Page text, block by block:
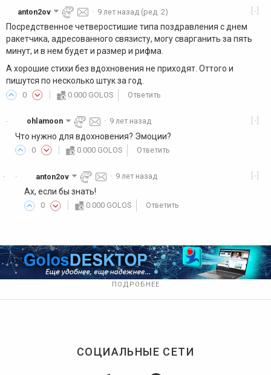
[-]
anton2ov · 9 лет назад (ред. 2)
Посредственное четверостишие типа поздравления с днем
ракетчика, адресованного связисту, могу сварганить за пять
минут, и в нем будет и размер и рифма.
А хорошие стихи без вдохновения не приходят. Оттого и
пишутся по несколько штук за год.
0 0.000 GOLOS Ответить
· [-]
ohlamoon · 9 лет назад
Что нужно для вдохновения? Эмоции?
0 0.000 GOLOS Ответить
·
· [-]
anton2ov · 9 лет назад
Ах, если бы знать!
0 0.000 GOLOS Ответить
ПОДРОБНЕЕ
СОЦИАЛЬНЫЕ СЕТИ